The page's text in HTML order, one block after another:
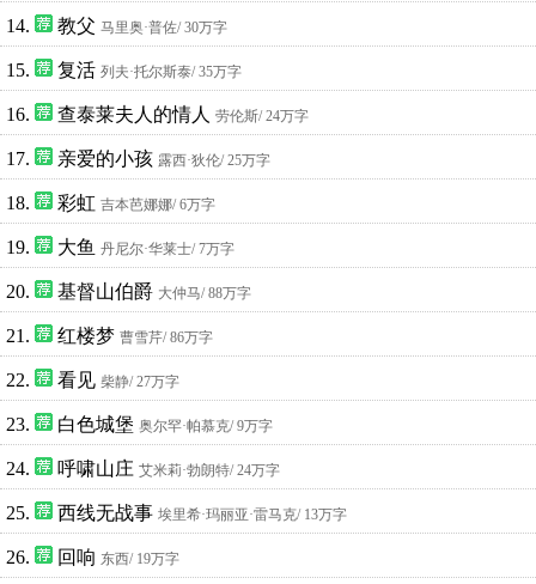
14. 教父 马里奥·普佐/ 30万字
15. 复活 列夫·托尔斯泰/ 35万字
16. 查泰莱夫人的情人 劳伦斯/ 24万字
17. 亲爱的小孩 露西·狄伦/ 25万字
18. 彩虹 吉本芭娜娜/ 6万字
19. 大鱼 丹尼尔·华莱士/ 7万字
20. 基督山伯爵 大仲马/ 88万字
21. 红楼梦 曹雪芹/ 86万字
22. 看见 柴静/ 27万字
23. 白色城堡 奥尔罕·帕慕克/ 9万字
24. 呼啸山庄 艾米莉·勃朗特/ 24万字
25. 西线无战事 埃里希·玛丽亚·雷马克/ 13万字
26. 回响 东西/ 19万字